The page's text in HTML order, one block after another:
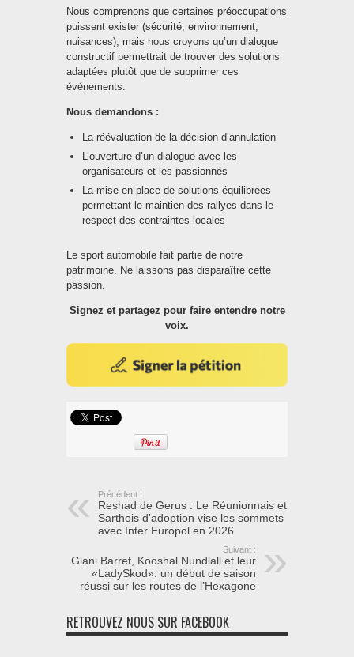
Nous comprenons que certaines préoccupations
puissent exister (sécurité, environnement,
nuisances), mais nous croyons qu’un dialogue
constructif permettrait de trouver des solutions
adaptées plutôt que de supprimer ces
événements.
Nous demandons :
La réévaluation de la décision d’annulation
L’ouverture d’un dialogue avec les
organisateurs et les passionnés
La mise en place de solutions équilibrées
permettant le maintien des rallyes dans le
respect des contraintes locales
Le sport automobile fait partie de notre
patrimoine. Ne laissons pas disparaître cette
passion.
Signez et partagez pour faire entendre notre
voix.
Précédent :
Reshad de Gerus : Le Réunionnais et
Sarthois d’adoption vise les sommets
avec Inter Europol en 2026
Suivant :
Giani Barret, Kooshal Nundlall et leur
«LadySkod»: un début de saison
réussi sur les routes de l’Hexagone
RETROUVEZ NOUS SUR FACEBOOK